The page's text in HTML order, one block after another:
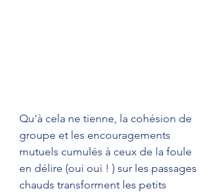
Qu'à cela ne tienne, la cohésion de
groupe et les encouragements
mutuels cumulés à ceux de la foule
en délire (oui oui ! ) sur les passages
chauds transforment les petits